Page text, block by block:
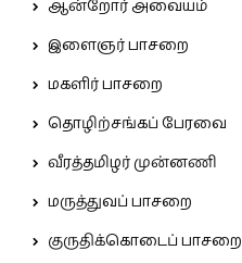
ஆன்றோர் அவையம்
இளைஞர் பாசறை
மகளிர் பாசறை
தொழிற்சங்கப் பேரவை
வீரத்தமிழர் முன்னணி
மருத்துவப் பாசறை
குருதிக்கொடைப் பாசறை